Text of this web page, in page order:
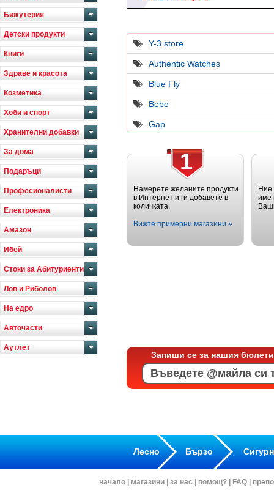
Бижутерия
Детски продукти
Книги
Здраве и красота
Козметика
Хоби и спорт
Хранителни добавки
За дома
Подаръци
Професионалисти
Електроника
Амазон
Ибей
Стоки за Абитуриенти
Лов и Риболов
На едро
Авточасти
Аутлет
Y-3 store
Authentic Watches
Blue Fly
Bebe
Gap
1
Намерете желаните продукти
в Интернет и ги добавете в
количката.
Вижте примерни магазини »
име
Запиши се за нашия
Лесно Бързо
начало магазини за нас помощ? FAQ